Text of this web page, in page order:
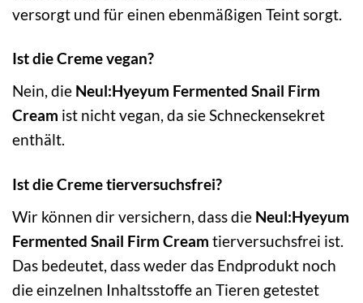
versorgt und für einen ebenmäßigen Teint sorgt.
Ist die Creme vegan?
Nein, die Neul:Hyeyum Fermented Snail Firm
Cream ist nicht vegan, da sie Schneckensekret
enthält.
Ist die Creme tierversuchsfrei?
Wir können dir versichern, dass die Neul:Hyeyum
Fermented Snail Firm Cream tierversuchsfrei ist.
Das bedeutet, dass weder das Endprodukt noch
die einzelnen Inhaltsstoffe an Tieren getestet